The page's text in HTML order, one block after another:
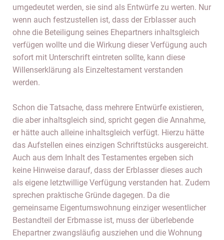
umgedeutet werden, sie sind als Entwürfe zu werten. Nur
wenn auch festzustellen ist, dass der Erblasser auch
ohne die Beteiligung seines Ehepartners inhaltsgleich
verfügen wollte und die Wirkung dieser Verfügung auch
sofort mit Unterschrift eintreten sollte, kann diese
Willenserklärung als Einzeltestament verstanden
werden.
Schon die Tatsache, dass mehrere Entwürfe existieren,
die aber inhaltsgleich sind, spricht gegen die Annahme,
er hätte auch alleine inhaltsgleich verfügt. Hierzu hätte
das Aufstellen eines einzigen Schriftstücks ausgereicht.
Auch aus dem Inhalt des Testamentes ergeben sich
keine Hinweise darauf, dass der Erblasser dieses auch
als eigene letztwillige Verfügung verstanden hat. Zudem
sprechen praktische Gründe dagegen. Da die
gemeinsame Eigentumswohnung einziger wesentlicher
Bestandteil der Erbmasse ist, muss der überlebende
Ehepartner zwangsläufig ausziehen und die Wohnung